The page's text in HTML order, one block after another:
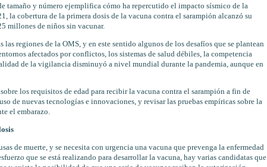
tamaño y número ejemplifica cómo ha repercutido el impacto sísmico de la
la cobertura de la primera dosis de la vacuna contra el sarampión alcanzó su
millones de niños sin vacunar.
las regiones de la OMS, y en este sentido algunos de los desafíos que se plantean
afectados por conflictos, los sistemas de salud débiles, la competencia
de la vigilancia disminuyó a nivel mundial durante la pandemia, aunque en
los requisitos de edad para recibir la vacuna contra el sarampión a fin de
de nuevas tecnologías e innovaciones, y revisar las pruebas empíricas sobre la
el embarazo.
de muerte, y se necesita con urgencia una vacuna que prevenga la enfermedad
que se está realizando para desarrollar la vacuna, hay varias candidatas que